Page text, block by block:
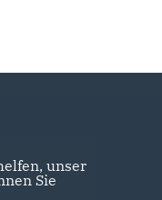
unser
Sie